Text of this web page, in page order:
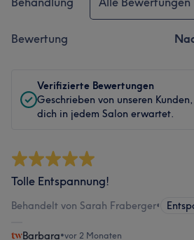
Bewertung
Verifizierte Bewertungen
Geschrieben von unseren
dich in jedem Salon erwartet.
Tolle Entspannung!
Behandelt von Sarah Fraberger•
Barbara•vor 2 Monaten